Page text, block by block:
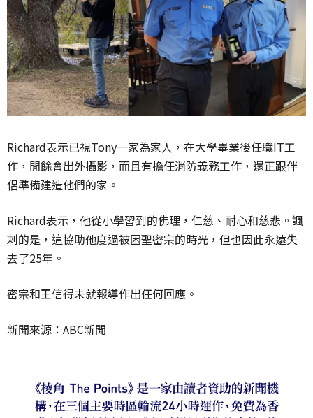
Richard表示已視Tony一家為家人，在大學畢業後任職IT工
作，閒餘會出外攝影，而且有擔任消防義務工作，還正跟伴
侶準備建造他們的家。
Richard表示，他從小學習到的佛理，仁慈、耐心和慈悲。諷
刺的是，這協助他度過被困聖密宗的時光，但也因此永遠失
去了25年。
密宗和王信得未就報導作出任何回應。
新聞來源：ABC新聞